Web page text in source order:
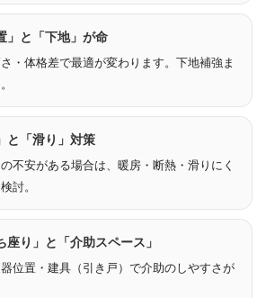
」と「下地」が命
・体格差で最適が変わります。下地補強ま
と「滑り」対策
不安がある場合は、暖房・断熱・滑りにく
討。
座り」と「介助スペース」
位置・建具（引き戸）で介助のしやすさが